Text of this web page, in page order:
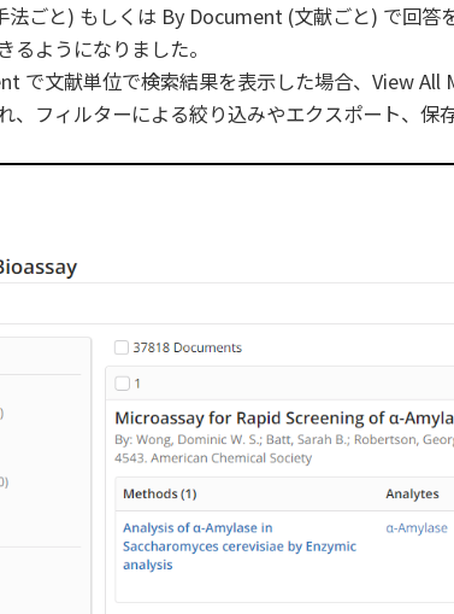
ごと) もしくは By Document (文献ごと) で回答
るようになりました。
で文献単位で検索結果を表示した場合、View
、フィルターによる絞り込みやエクスポート、保